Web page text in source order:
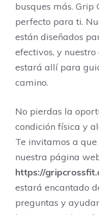
busques más. Grip
perfecto para ti.
están diseñados
efectivos, y
estará allí para
camino.
No pierdas la
condición física y
Te invitamos a
nuestra página
https://
estará encantado
preguntas y